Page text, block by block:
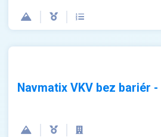
Navmatix VKV bez bariér